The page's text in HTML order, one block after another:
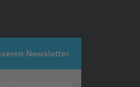
Newsletter